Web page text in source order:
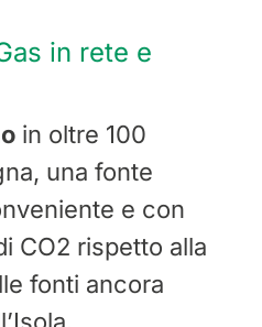
in rete e
in oltre 100
una fonte
e con
CO2 rispetto alla
fonti ancora